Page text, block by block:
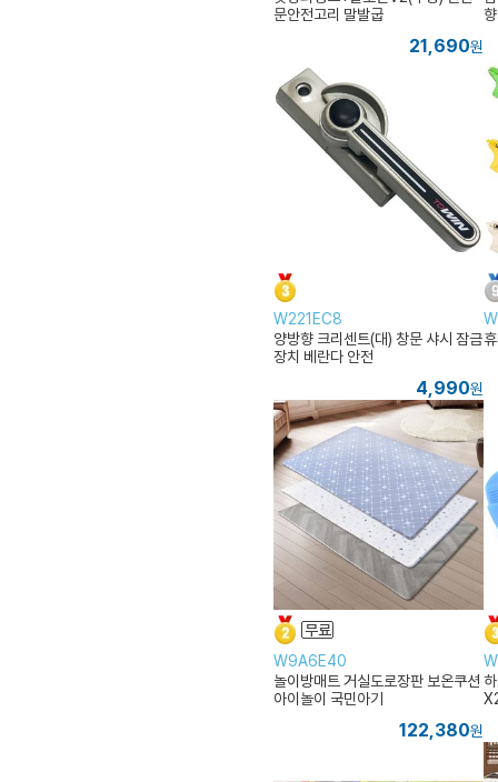
문안전고리 말발굽
21,690원
W221EC8
양방향 크리센트(대) 창문 샤시 잠금
장치 베란다 안전
4,990원
W9A6E40
놀이방매트 거실도로장판 보온쿠션
아이놀이 국민아기
122,380원